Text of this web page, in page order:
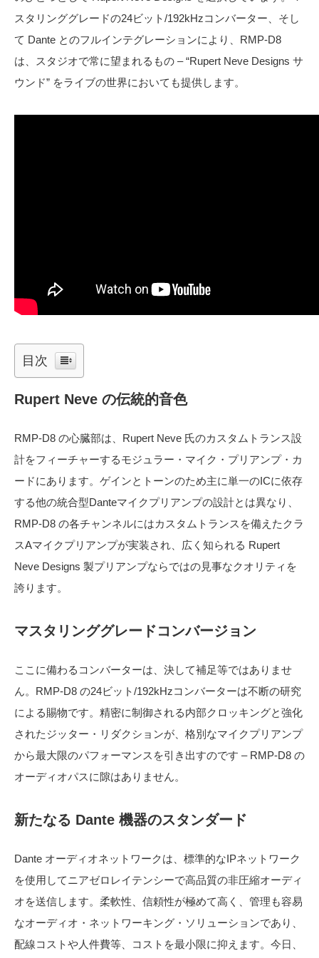
スタリンググレードの24ビット/192kHzコンバーター、そし
て Dante とのフルインテグレーションにより、RMP-D8
は、スタジオで常に望まれるもの – “Rupert Neve Designs サ
ウンド” をライブの世界においても提供します。
目次
Rupert Neve の伝統的音色
RMP-D8 の心臓部は、Rupert Neve 氏のカスタムトランス設
計をフィーチャーするモジュラー・マイク・プリアンプ・カ
ードにあります。ゲインとトーンのため主に単一のICに依存
する他の統合型Danteマイクプリアンプの設計とは異なり、
RMP-D8 の各チャンネルにはカスタムトランスを備えたクラ
スAマイクプリアンプが実装され、広く知られる Rupert
Neve Designs 製プリアンプならではの見事なクオリティを
誇ります。
マスタリンググレードコンバージョン
ここに備わるコンバーターは、決して補足等ではありませ
ん。RMP-D8 の24ビット/192kHzコンバーターは不断の研究
による賜物です。精密に制御される内部クロッキングと強化
されたジッター・リダクションが、格別なマイクプリアンプ
から最大限のパフォーマンスを引き出すのです – RMP-D8 の
オーディオパスに隙はありません。
新たなる Dante 機器のスタンダード
Dante オーディオネットワークは、標準的なIPネットワーク
を使用してニアゼロレイテンシーで高品質の非圧縮オーディ
オを送信します。柔軟性、信頼性が極めて高く、管理も容易
なオーディオ・ネットワーキング・ソリューションであり、
配線コストや人件費等、コストを最小限に抑えます。今日、